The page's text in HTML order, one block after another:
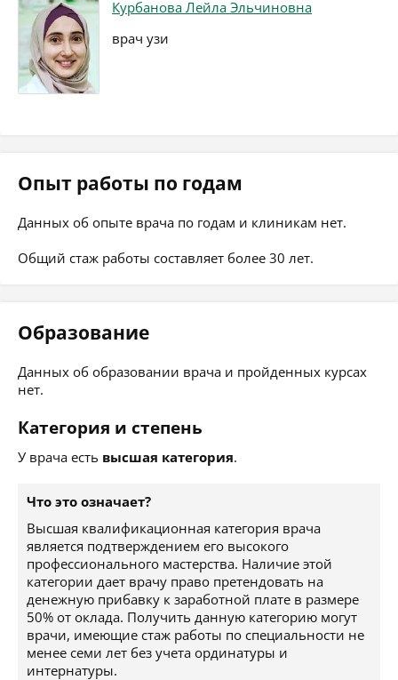
Курбанова Лейла Эльчиновна
врач узи
Опыт работы по годам
Данных об опыте врача по годам и клиникам нет.
Общий стаж работы составляет более 30 лет.
Образование
Данных об образовании врача и пройденных курсах
нет.
Категория и степень
У врача есть высшая категория.
Что это означает?
Высшая квалификационная категория врача
является подтверждением его высокого
профессионального мастерства. Наличие этой
категории дает врачу право претендовать на
денежную прибавку к заработной плате в размере
50% от оклада. Получить данную категорию могут
врачи, имеющие стаж работы по специальности не
менее семи лет без учета ординатуры и
интернатуры.